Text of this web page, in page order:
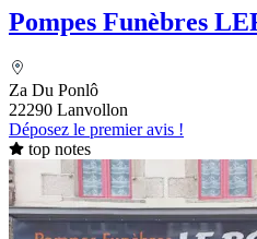
Pompes Funèbres
Za Du Ponlô
22290 Lanvollon
Déposez le premier avis !
top notes